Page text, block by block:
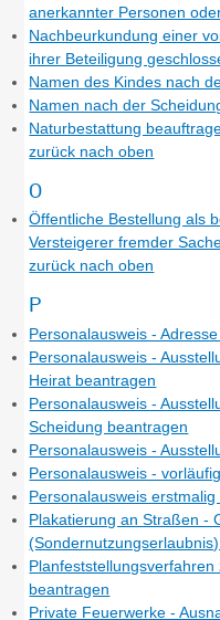
anerkannter Personen
Nachbeurkundung einer
ihrer Beteiligung
Namen des Kindes nach
Namen nach der
Naturbestattung
zurück nach oben
O
Öffentliche Bestellung als
Versteigerer fremder
zurück nach oben
P
Personalausweis -
Personalausweis -
Heirat beantragen
Personalausweis -
Scheidung beantragen
Personalausweis -
Personalausweis -
Personalausweis
Plakatierung an Straßen -
beantragen
Private Feuerwerke -